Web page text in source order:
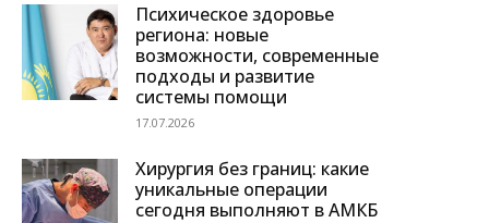
Психическое здоровье
региона: новые
возможности, современные
подходы и развитие
системы помощи
17.07.2026
Хирургия без границ: какие
уникальные операции
сегодня выполняют в АМКБ